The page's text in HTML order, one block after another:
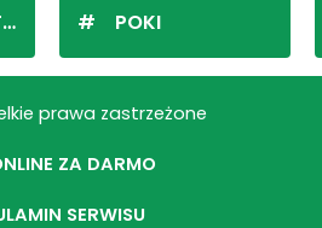
POKI
prawa zastrzeżone
ZA DARMO
SERWISU